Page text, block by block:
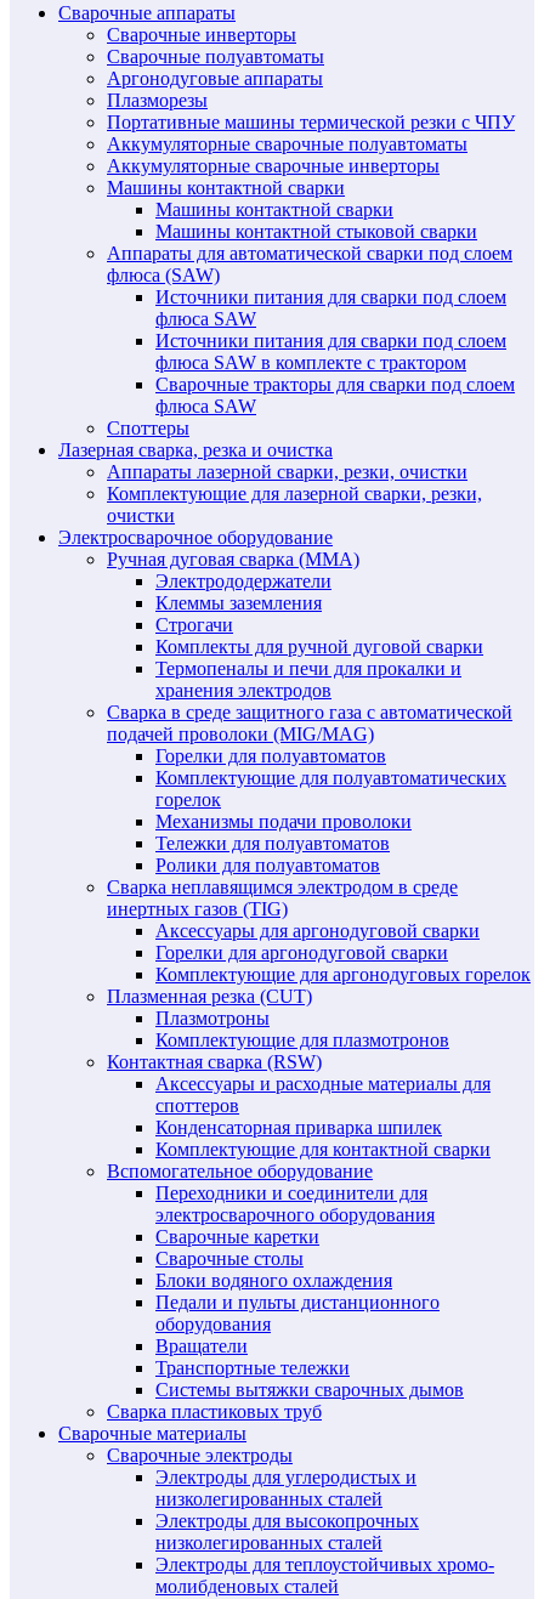
Сварочные аппараты
Сварочные инверторы
Сварочные полуавтоматы
Аргонодуговые аппараты
Плазморезы
Портативные машины термической резки с ЧПУ
Аккумуляторные сварочные полуавтоматы
Аккумуляторные сварочные инверторы
Машины контактной сварки
Машины контактной сварки
Машины контактной стыковой сварки
Аппараты для автоматической сварки под слоем
флюса (SAW)
Источники питания для сварки под слоем
флюса SAW
Источники питания для сварки под слоем
флюса SAW в комплекте с трактором
Сварочные тракторы для сварки под слоем
флюса SAW
Споттеры
Лазерная сварка, резка и очистка
Аппараты лазерной сварки, резки, очистки
Комплектующие для лазерной сварки, резки,
очистки
Электросварочное оборудование
Ручная дуговая сварка (MMA)
Электрододержатели
Клеммы заземления
Строгачи
Комплекты для ручной дуговой сварки
Термопеналы и печи для прокалки и
хранения электродов
Сварка в среде защитного газа с автоматической
подачей проволоки (MIG/MAG)
Горелки для полуавтоматов
Комплектующие для полуавтоматических
горелок
Механизмы подачи проволоки
Тележки для полуавтоматов
Ролики для полуавтоматов
Сварка неплавящимся электродом в среде
инертных газов (TIG)
Аксессуары для аргонодуговой сварки
Горелки для аргонодуговой сварки
Комплектующие для аргонодуговых горелок
Плазменная резка (CUT)
Плазмотроны
Комплектующие для плазмотронов
Контактная сварка (RSW)
Аксессуары и расходные материалы для
споттеров
Конденсаторная приварка шпилек
Комплектующие для контактной сварки
Вспомогательное оборудование
Переходники и соединители для
электросварочного оборудования
Сварочные каретки
Сварочные столы
Блоки водяного охлаждения
Педали и пульты дистанционного
оборудования
Вращатели
Транспортные тележки
Системы вытяжки сварочных дымов
Сварка пластиковых труб
Сварочные материалы
Сварочные электроды
Электроды для углеродистых и
низколегированных сталей
Электроды для высокопрочных
низколегированных сталей
Электроды для теплоустойчивых хромо-
молибденовых сталей